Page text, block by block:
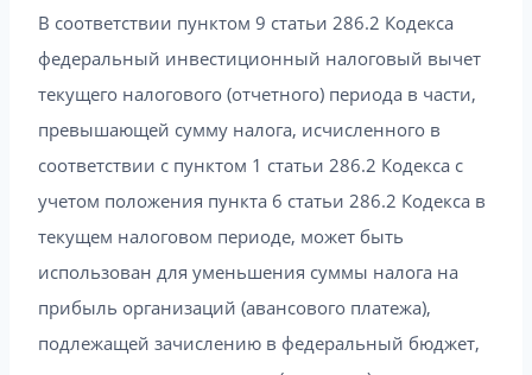
В соответствии пунктом 9 статьи 286.2 Кодекса
федеральный инвестиционный налоговый вычет
текущего налогового (отчетного) периода в части,
превышающей сумму налога, исчисленного в
соответствии с пунктом 1 статьи 286.2 Кодекса с
учетом положения пункта 6 статьи 286.2 Кодекса в
текущем налоговом периоде, может быть
использован для уменьшения суммы налога на
прибыль организаций (авансового платежа),
подлежащей зачислению в федеральный бюджет,